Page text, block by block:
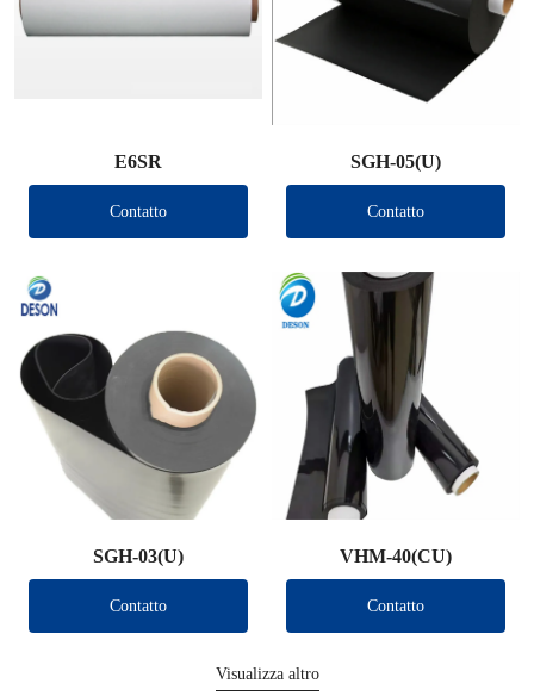
E6SR
Contatto
SGH-05(U)
Contatto
SGH-03(U)
Contatto
VHM-40(CU)
Contatto
Visualizza altro